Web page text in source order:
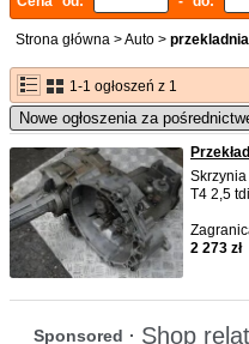
Strona główna >Auto >
1-1 ogłoszeń z 1
Nowe ogłoszenia za
Skrzynia
T4 2,5
2 273 zł